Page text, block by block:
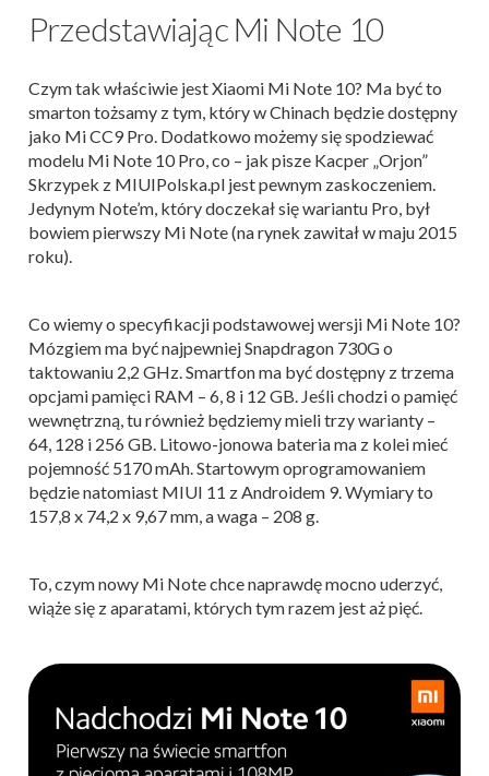
Przedstawiając Mi Note 10
Czym tak właściwie jest Xiaomi Mi Note 10? Ma być to
smarton tożsamy z tym, który w Chinach będzie dostępny
jako Mi CC9 Pro. Dodatkowo możemy się spodziewać
modelu Mi Note 10 Pro, co – jak pisze Kacper „Orjon”
Skrzypek z MIUIPolska.pl jest pewnym zaskoczeniem.
Jedynym Note’m, który doczekał się wariantu Pro, był
bowiem pierwszy Mi Note (na rynek zawitał w maju 2015
roku).
Co wiemy o specyfikacji podstawowej wersji Mi Note 10?
Mózgiem ma być najpewniej Snapdragon 730G o
taktowaniu 2,2 GHz. Smartfon ma być dostępny z trzema
opcjami pamięci RAM – 6, 8 i 12 GB. Jeśli chodzi o pamięć
wewnętrzną, tu również będziemy mieli trzy warianty –
64, 128 i 256 GB. Litowo-jonowa bateria ma z kolei mieć
pojemność 5170 mAh. Startowym oprogramowaniem
będzie natomiast MIUI 11 z Androidem 9. Wymiary to
157,8 x 74,2 x 9,67 mm, a waga – 208 g.
To, czym nowy Mi Note chce naprawdę mocno uderzyć,
wiąże się z aparatami, których tym razem jest aż pięć.